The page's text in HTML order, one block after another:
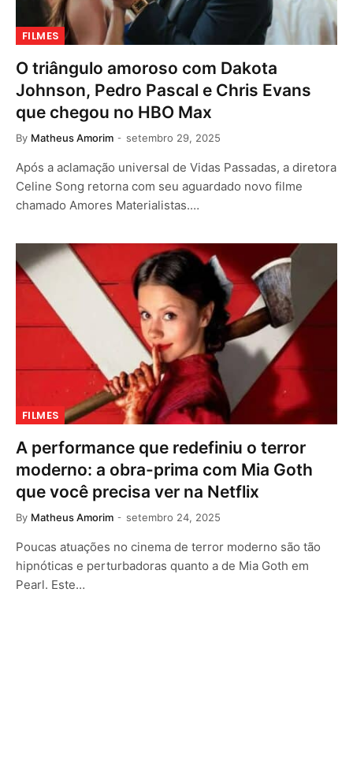
FILMES
O triângulo amoroso com Dakota
Johnson, Pedro Pascal e Chris Evans
que chegou no HBO Max
By Matheus Amorim setembro 29, 2025
Após a aclamação universal de Vidas Passadas, a diretora
Celine Song retorna com seu aguardado novo filme
chamado Amores Materialistas.…
FILMES
A performance que redefiniu o terror
moderno: a obra-prima com Mia Goth
que você precisa ver na Netflix
By Matheus Amorim setembro 24, 2025
Poucas atuações no cinema de terror moderno são tão
hipnóticas e perturbadoras quanto a de Mia Goth em
Pearl. Este…